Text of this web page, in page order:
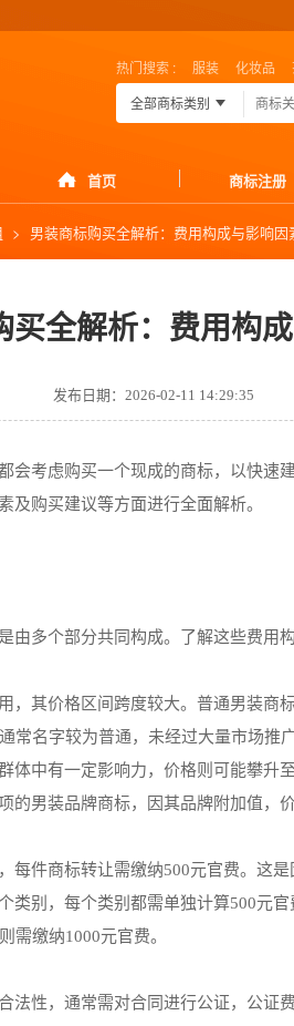
热门搜索 : 服装 化妆品
全部商标类别
首页 商标注册
> 男装商标购买全解析：费用构成与影响因
买全解析：费用构
发布日期：2026-02-11 14:29:35
会考虑购买一个现成的商标，以快速
及购买建议等方面进行全面解析。
由多个部分共同构成。了解这些费用
，其价格区间跨度较大。普通男装商
常名字较为普通，未经过大量市场推
体中有一定影响力，价格则可能攀升
的男装品牌商标，因其品牌附加值，
每件商标转让需缴纳500元官费。这
类别，每个类别都需单独计算500元
需缴纳1000元官费。
法性，通常需对合同进行公证，公证